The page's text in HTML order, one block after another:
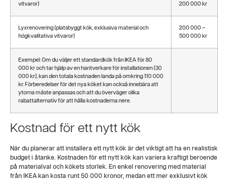
vitvaror)
200 000 kr
Lyxrenovering (platsbyggt kök, exklusiva material och
högkvalitativa vitvaror)
200 000 –
500 000 kr
Exempel: Om du väljer ett standardkök från IKEA för 80
000 kr och tar hjälp av en hantverkare för installationen (30
000 kr), kan den totala kostnaden landa på omkring 110 000
kr. Förberedelser för det nya köket kan också innebära att
ytorna måste anpassas och att du överväger olika
rabattalternativ för att hålla kostnaderna nere.
Kostnad för ett nytt kök
När du planerar att installera ett nytt kök är det viktigt att ha en realistisk
budget i åtanke. Kostnaden för ett nytt kök kan variera kraftigt beroende
på materialval och kökets storlek. En enkel renovering med material
från IKEA kan kosta runt 50 000 kronor, medan ett mer exklusivt kök